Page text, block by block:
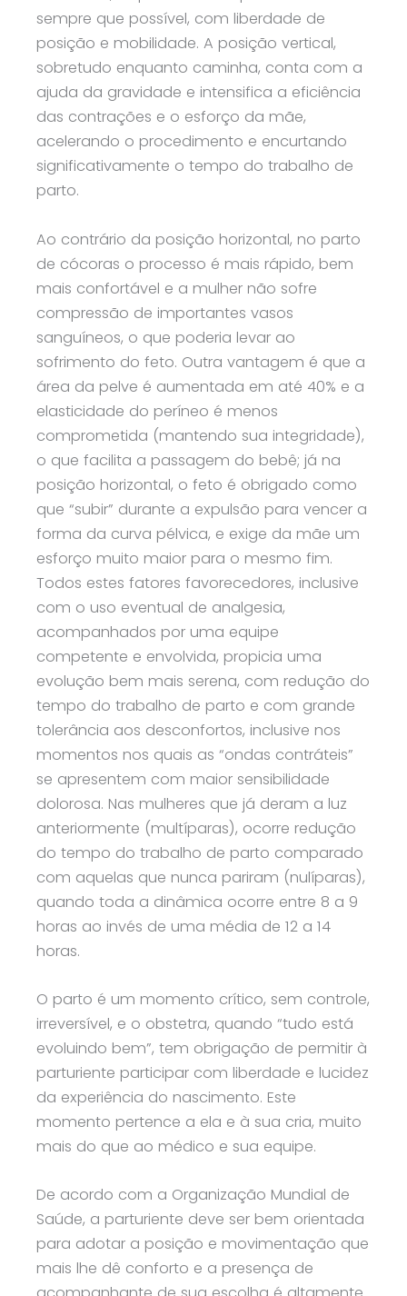
sempre que possível, com liberdade de
posição e mobilidade. A posição vertical,
sobretudo enquanto caminha, conta com a
ajuda da gravidade e intensifica a eficiência
das contrações e o esforço da mãe,
acelerando o procedimento e encurtando
significativamente o tempo do trabalho de
parto.
Ao contrário da posição horizontal, no parto
de cócoras o processo é mais rápido, bem
mais confortável e a mulher não sofre
compressão de importantes vasos
sanguíneos, o que poderia levar ao
sofrimento do feto. Outra vantagem é que a
área da pelve é aumentada em até 40% e a
elasticidade do períneo é menos
comprometida (mantendo sua integridade),
o que facilita a passagem do bebê; já na
posição horizontal, o feto é obrigado como
que “subir” durante a expulsão para vencer a
forma da curva pélvica, e exige da mãe um
esforço muito maior para o mesmo fim.
Todos estes fatores favorecedores, inclusive
com o uso eventual de analgesia,
acompanhados por uma equipe
competente e envolvida, propicia uma
evolução bem mais serena, com redução do
tempo do trabalho de parto e com grande
tolerância aos desconfortos, inclusive nos
momentos nos quais as “ondas contráteis”
se apresentem com maior sensibilidade
dolorosa. Nas mulheres que já deram a luz
anteriormente (multíparas), ocorre redução
do tempo do trabalho de parto comparado
com aquelas que nunca pariram (nulíparas),
quando toda a dinâmica ocorre entre 8 a 9
horas ao invés de uma média de 12 a 14
horas.
O parto é um momento crítico, sem controle,
irreversível, e o obstetra, quando “tudo está
evoluindo bem”, tem obrigação de permitir à
parturiente participar com liberdade e lucidez
da experiência do nascimento. Este
momento pertence a ela e à sua cria, muito
mais do que ao médico e sua equipe.
De acordo com a Organização Mundial de
Saúde, a parturiente deve ser bem orientada
para adotar a posição e movimentação que
mais lhe dê conforto e a presença de